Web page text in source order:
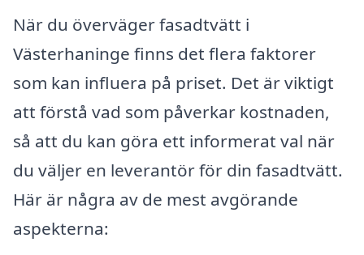
När du överväger fasadtvätt i
Västerhaninge finns det flera faktorer
som kan influera på priset. Det är viktigt
att förstå vad som påverkar kostnaden,
så att du kan göra ett informerat val när
du väljer en leverantör för din fasadtvätt.
Här är några av de mest avgörande
aspekterna: